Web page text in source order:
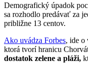
Demografický úpadok
sa rozhodlo predávať za
približne 13 centov.
Ako uvádza Forbes, ide o
ktorá tvorí hranicu
dostatok zelene a pláži,